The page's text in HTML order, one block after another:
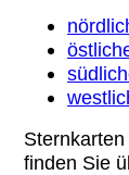
finden Sie